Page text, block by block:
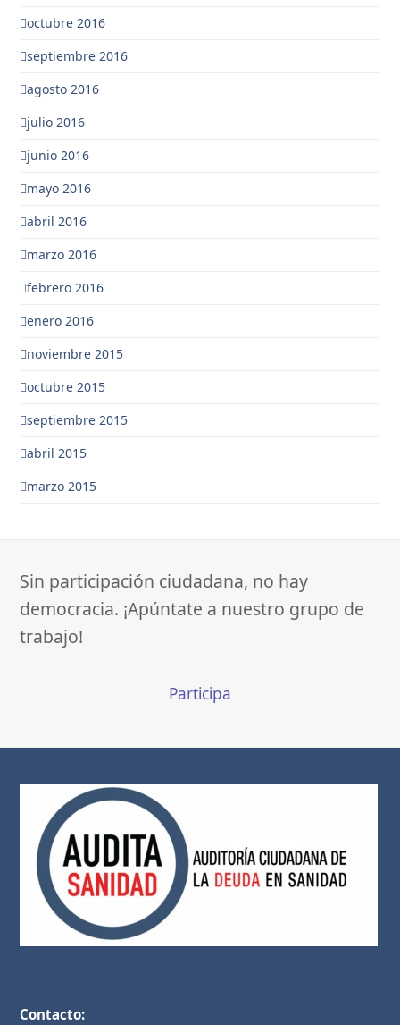
octubre 2016
septiembre 2016
agosto 2016
julio 2016
junio 2016
mayo 2016
abril 2016
marzo 2016
febrero 2016
enero 2016
noviembre 2015
octubre 2015
septiembre 2015
abril 2015
marzo 2015
Sin participación ciudadana, no hay
democracia. ¡Apúntate a nuestro grupo de
trabajo!
Participa
Contacto: